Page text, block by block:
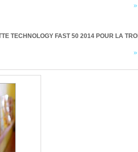
TECHNOLOGY FAST 50 2014 POUR LA